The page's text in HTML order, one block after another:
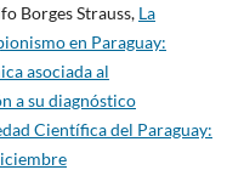
Borges Strauss, La
en Paraguay:
asociada al
a su diagnóstico
Científica del Paraguay: